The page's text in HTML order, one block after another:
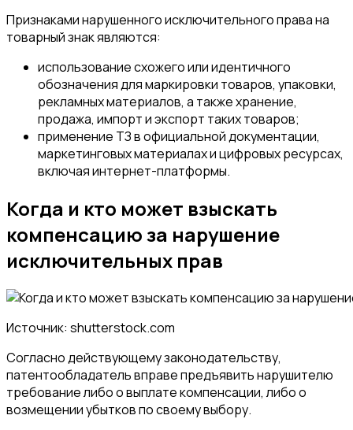
Признаками нарушенного исключительного права на
товарный знак являются:
использование схожего или идентичного
обозначения для маркировки товаров, упаковки,
рекламных материалов, а также хранение,
продажа, импорт и экспорт таких товаров;
применение ТЗ в официальной документации,
маркетинговых материалах и цифровых ресурсах,
включая интернет-платформы.
Когда и кто может взыскать
компенсацию за нарушение
исключительных прав
Источник: shutterstock.com
Согласно действующему законодательству,
патентообладатель вправе предъявить нарушителю
требование либо о выплате компенсации, либо о
возмещении убытков по своему выбору.